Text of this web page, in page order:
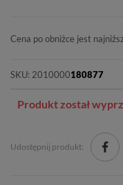
Cena po obniżce jest
SKU: 2010000180877
Produkt został
Udostępnij produkt: